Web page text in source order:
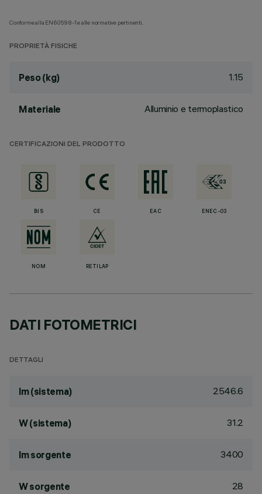
Conforme alla EN60598-1 e alle normative pertinenti.
PROPRIETÀ FISICHE
Peso (kg) 1.15
Materiale Alluminio e termoplastico
CERTIFICAZIONI DEL PRODOTTO
BIS CE EAC ENEC-03
NOM RETILAP
DATI FOTOMETRICI
DETTAGLI
lm (sistema) 2546.6
W (sistema) 31.2
lm sorgente 3400
W sorgente 28